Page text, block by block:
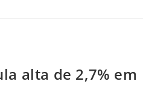
alta de 2,7% em